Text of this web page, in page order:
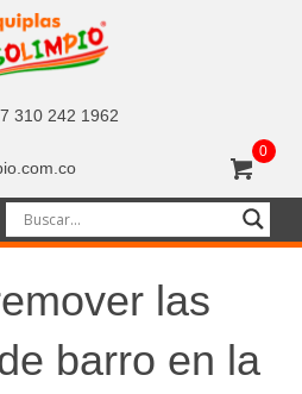
310 242 1962
0
las
barro en la